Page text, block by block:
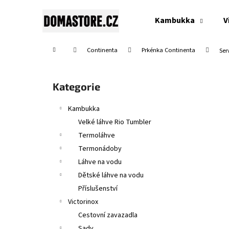
Kambukka
Domů Continenta Prkénka Continenta
Přeskočit
kategorie
Kategorie
Kambukka
Velké láhve Rio Tumbler
Termoláhve
Termonádoby
Láhve na vodu
Dětské láhve na vodu
Příslušenství
Victorinox
Cestovní zavazadla
Zpět
Zpět
SWISS CLASSIC, TOMATO & TABLE KNIFE,